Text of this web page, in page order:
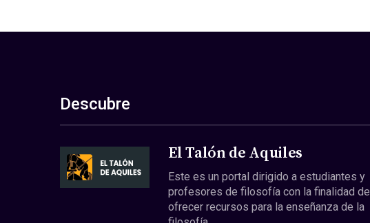
Descubre
El Talón de Aquiles
Este es un portal dirigido a estudiantes y
profesores de filosofía con la finalidad de
ofrecer recursos para la enseñanza de la